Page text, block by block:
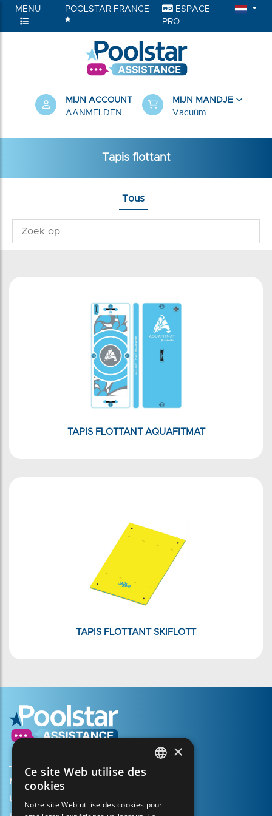
MENU POOLSTAR FRANCE
ESPACE
PRO
MIJN ACCOUNT
AANMELDEN
MIJN MANDJE
Vacuüm
Tapis flottant
Tous
TAPIS FLOTTANT AQUAFITMAT
TAPIS FLOTTANT SKIFLOTT
Mijn account aanmaken
Uw mandje
FRENCH
×
Ce site Web utilise des
cookies
Notre site Web utilise des cookies pour